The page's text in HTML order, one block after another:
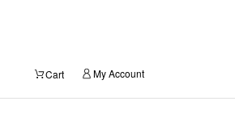
Cart My Account